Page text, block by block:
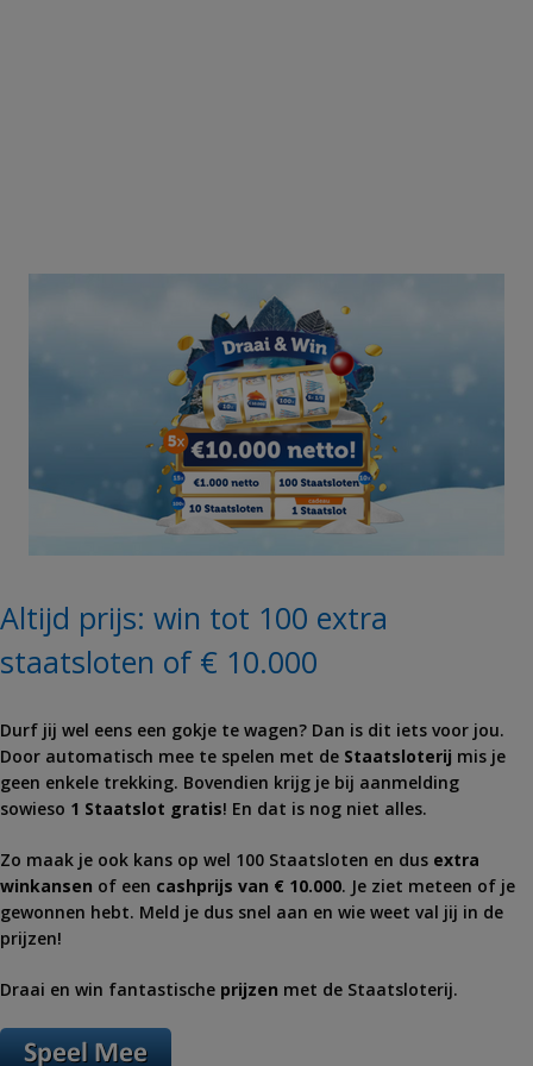
Altijd prijs: win tot 100 extra
staatsloten of € 10.000
Durf jij wel eens een gokje te wagen? Dan is dit iets voor jou.
Door automatisch mee te spelen met de Staatsloterij mis je
geen enkele trekking. Bovendien krijg je bij aanmelding
sowieso 1 Staatslot gratis! En dat is nog niet alles.
Zo maak je ook kans op wel 100 Staatsloten en dus extra
winkansen of een cashprijs van € 10.000. Je ziet meteen of je
gewonnen hebt. Meld je dus snel aan en wie weet val jij in de
prijzen!
Draai en win fantastische prijzen met de Staatsloterij.